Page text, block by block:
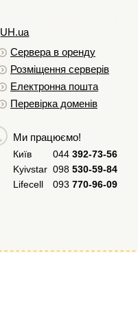
UH.ua
Сервера в оренду
Розміщення серверів
Електронна пошта
Перевірка доменів
Ми працюємо!
Київ 044 392-73-56
Kyivstar 098 530-59-84
Lifecell
093 770-96-09